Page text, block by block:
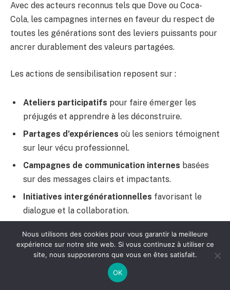
Avec des acteurs reconnus tels que Dove ou Coca-
Cola, les campagnes internes en faveur du respect de
toutes les générations sont des leviers puissants pour
ancrer durablement des valeurs partagées.
Les actions de sensibilisation reposent sur :
Ateliers participatifs pour faire émerger les
préjugés et apprendre à les déconstruire.
Partages d’expériences où les seniors témoignent
sur leur vécu professionnel.
Campagnes de communication internes basées
sur des messages clairs et impactants.
Initiatives intergénérationnelles favorisant le
dialogue et la collaboration.
distanciel, déployée sur le temps de travail.
Cette démarche proactive s’accompagne d’une écoute
attentive des collaborateurs, notamment par le biais
Nous utilisons des cookies pour vous garantir la meilleure
expérience sur notre site web. Si vous continuez à utiliser ce
site, nous supposerons que vous en êtes satisfait.
OK